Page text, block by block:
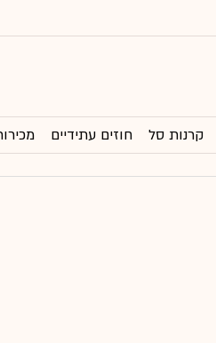
קרנות סל חוזים עתידיים